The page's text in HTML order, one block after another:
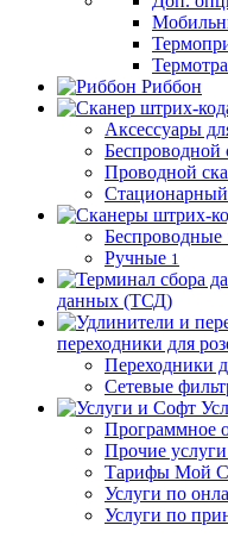
Риббон
Аксессуары
Беспроводной
Проводной
Беспроводные
Ручные 1
данных (ТСД)
переходники для
Переходники
Сетевые
Программное
Прочие услуги
Тарифы Мой
Услуги по
Услуги по